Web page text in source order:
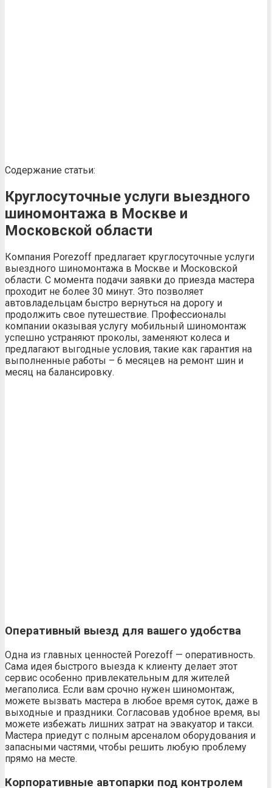
Содержание статьи:
Круглосуточные услуги выездного
шиномонтажа в Москве и
Московской области
Компания Porezoff предлагает круглосуточные услуги
выездного шиномонтажа в Москве и Московской
области. С момента подачи заявки до приезда мастера
проходит не более 30 минут. Это позволяет
автовладельцам быстро вернуться на дорогу и
продолжить свое путешествие. Профессионалы
компании оказывая услугу мобильный шиномонтаж
успешно устраняют проколы, заменяют колеса и
предлагают выгодные условия, такие как гарантия на
выполненные работы – 6 месяцев на ремонт шин и
месяц на балансировку.
Оперативный выезд для вашего удобства
Одна из главных ценностей Porezoff — оперативность.
Сама идея быстрого выезда к клиенту делает этот
сервис особенно привлекательным для жителей
мегаполиса. Если вам срочно нужен шиномонтаж,
можете вызвать мастера в любое время суток, даже в
выходные и праздники. Согласовав удобное время, вы
можете избежать лишних затрат на эвакуатор и такси.
Мастера приедут с полным арсеналом оборудования и
запасными частями, чтобы решить любую проблему
прямо на месте.
Корпоративные автопарки под контролем